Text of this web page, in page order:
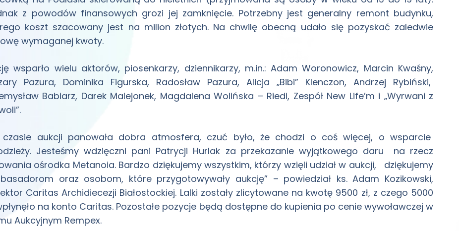
z powodów finansowych grozi jej zamknięcie. Potrzebny jest generalny remont budynku,
koszt szacowany jest na milion złotych. Na chwilę obecną udało się pozyskać zaledwie
wymaganej kwoty.
wsparło wielu aktorów, piosenkarzy, dziennikarzy, m.in.: Adam Woronowicz, Marcin Kwaśny,
Pazura, Dominika Figurska, Radosław Pazura, Alicja „Bibi” Klenczon, Andrzej Rybiński,
Babiarz, Darek Malejonek, Magdalena Wolińska – Riedi, Zespół New Life’m i „Wyrwani z
czasie aukcji panowała dobra atmosfera, czuć było, że chodzi o coś więcej, o wsparcie
Jesteśmy wdzięczni pani Patrycji Hurlak za przekazanie wyjątkowego daru na rzecz
ośrodka Metanoia. Bardzo dziękujemy wszystkim, którzy wzięli udział w aukcji, dziękujemy
oraz osobom, które przygotowywały aukcję” – powiedział ks. Adam Kozikowski,
Caritas Archidiecezji Białostockiej. Lalki zostały zlicytowane na kwotę 9500 zł, z czego 5000
na konto Caritas. Pozostałe pozycje będą dostępne do kupienia po cenie wywoławczej w
Aukcyjnym Rempex.